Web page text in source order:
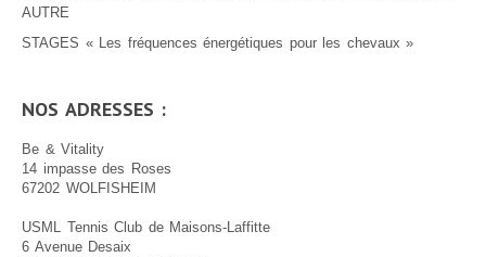
AUTRE
STAGES « Les fréquences énergétiques pour les chevaux »
NOS ADRESSES :
Be & Vitality
14 impasse des Roses
67202 WOLFISHEIM
USML Tennis Club de Maisons-Laffitte
6 Avenue Desaix